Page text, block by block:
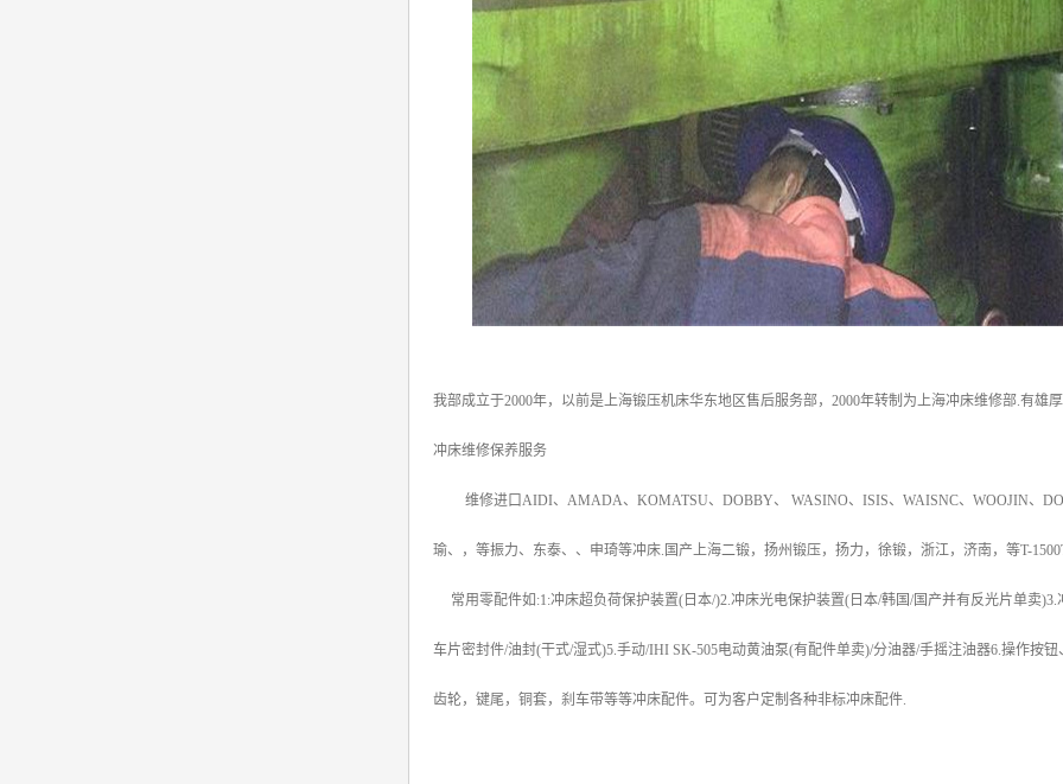
我部成立于2000年，以前是上海锻压机床华东地区售后服务部，2000年转制为上海冲床维修部.有
冲床维修保养服务
维修进口AIDI、AMADA、KOMATSU、DOBBY、 WASINO、ISIS、WAISNC、WOOJIN、
瑜、，等振力、东泰、、申琦等冲床.国产上海二锻，扬州锻压，扬力，徐锻，浙江，济南，等T-
常用零配件如:1:冲床超负荷保护装置(日本/)2.冲床光电保护装置(日本/韩国/国产并有反光片单卖
车片密封件/油封(干式/湿式)5.手动/IHI SK-505电动黄油泵(有配件单卖)/分油器/手摇注油器6.操作按
齿轮，键尾，铜套，刹车带等等冲床配件。可为客户定制各种非标冲床配件.